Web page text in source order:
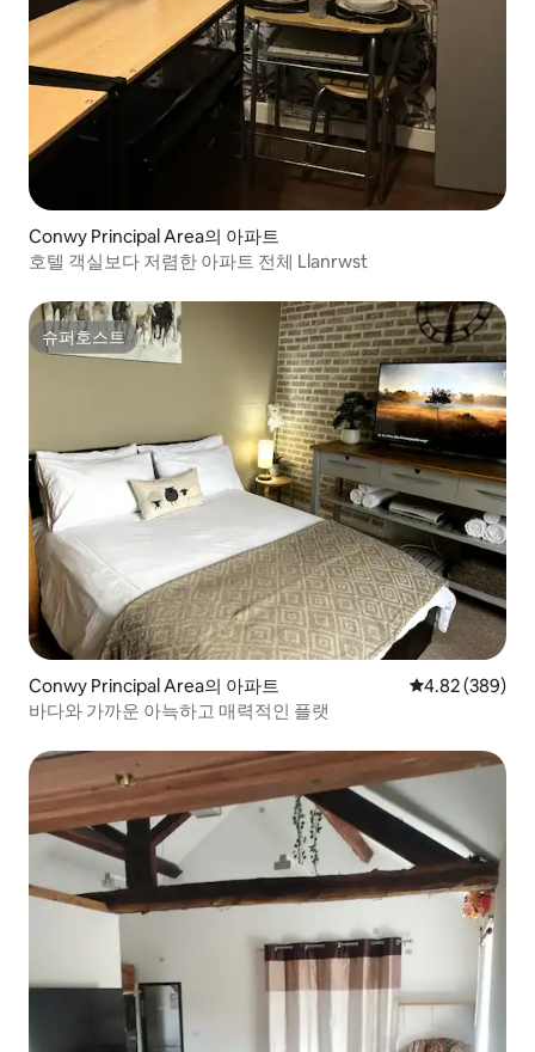
Conwy Principal Area의 아파트
호텔 객실보다 저렴한 아파트 전체 Llanrwst
슈퍼호스트
슈퍼호스트
Conwy Principal Area의 아파트 평점 4.82점(5
4.82 (389)
바다와 가까운 아늑하고 매력적인 플랫